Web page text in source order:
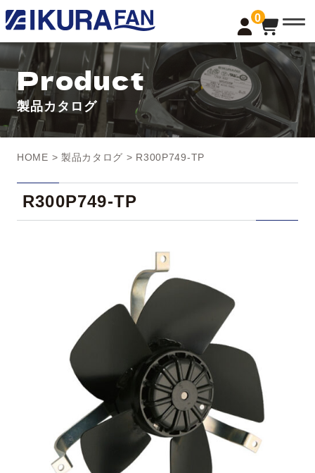
0
t
o
g
l
e
a
v
i
g
a
n
Product
製品カタログ
HOME > 製品カタログ > R300P749-TP
R300P749-TP